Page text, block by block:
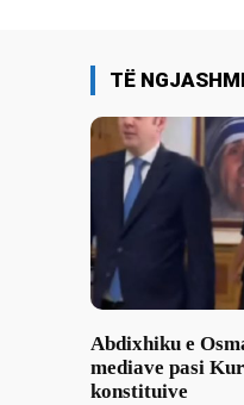
TË
Abdixhiku e
mediave pasi
konstituive